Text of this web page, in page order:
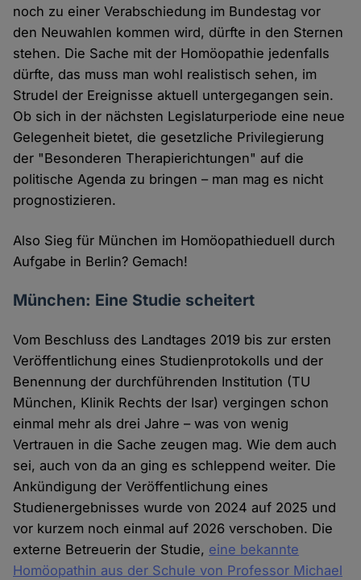
noch zu einer Verabschiedung im Bundestag vor
den Neuwahlen kommen wird, dürfte in den Sternen
stehen. Die Sache mit der Homöopathie jedenfalls
dürfte, das muss man wohl realistisch sehen, im
Strudel der Ereignisse aktuell untergegangen sein.
Ob sich in der nächsten Legislaturperiode eine neue
Gelegenheit bietet, die gesetzliche Privilegierung
der "Besonderen Therapierichtungen" auf die
politische Agenda zu bringen – man mag es nicht
prognostizieren.
Also Sieg für München im Homöopathieduell durch
Aufgabe in Berlin? Gemach!
München: Eine Studie scheitert
Vom Beschluss des Landtages 2019 bis zur ersten
Veröffentlichung eines Studienprotokolls und der
Benennung der durchführenden Institution (TU
München, Klinik Rechts der Isar) vergingen schon
einmal mehr als drei Jahre – was von wenig
Vertrauen in die Sache zeugen mag. Wie dem auch
sei, auch von da an ging es schleppend weiter. Die
Ankündigung der Veröffentlichung eines
Studienergebnisses wurde von 2024 auf 2025 und
vor kurzem noch einmal auf 2026 verschoben. Die
externe Betreuerin der Studie, eine bekannte
Homöopathin aus der Schule von Professor Michael